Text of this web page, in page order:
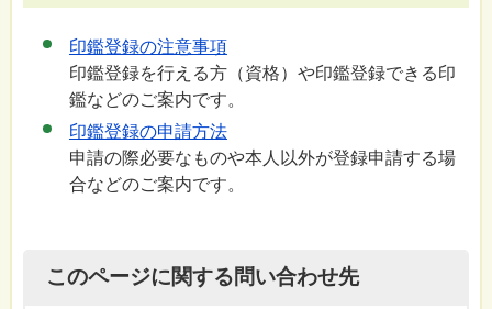
印鑑登録の注意事項
印鑑登録を行える方（資格）や印鑑登録できる印
鑑などのご案内です。
印鑑登録の申請方法
申請の際必要なものや本人以外が登録申請する場
合などのご案内です。
このページに関する問い合わせ先